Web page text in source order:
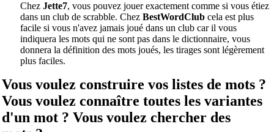
Chez Jette7, vous pouvez jouer exactement comme si vous étiez
dans un club de scrabble. Chez BestWordClub cela est plus
facile si vous n'avez jamais joué dans un club car il vous
indiquera les mots qui ne sont pas dans le dictionnaire, vous
donnera la définition des mots joués, les tirages sont légèrement
plus faciles.
Vous voulez construire vos listes de mots ?
Vous voulez connaître toutes les variantes
d'un mot ? Vous voulez chercher des